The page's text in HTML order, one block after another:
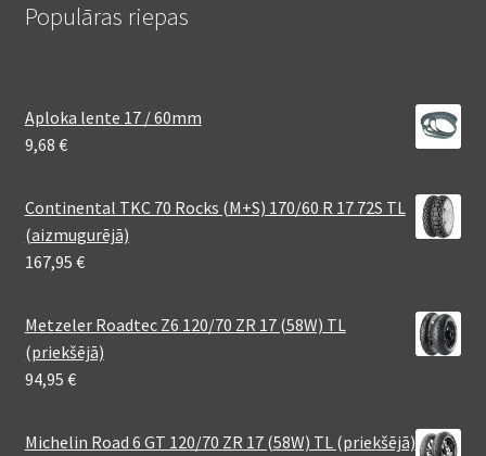
Populāras riepas
Aploka lente 17 / 60mm
9,68 €
Continental TKC 70 Rocks (M+S) 170/60 R 17 72S TL
(aizmugurējā)
167,95 €
Metzeler Roadtec Z6 120/70 ZR 17 (58W) TL
(priekšējā)
94,95 €
Michelin Road 6 GT 120/70 ZR 17 (58W) TL (priekšējā)